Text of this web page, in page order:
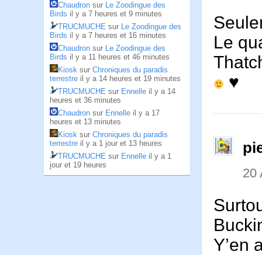
Chaudron sur Le Zoodingue des
Birds il y a 7 heures et 9 minutes
TRUCMUCHE sur Le Zoodingue des
Birds il y a 7 heures et 16 minutes
Chaudron sur Le Zoodingue des
Birds il y a 11 heures et 46 minutes
Kiosk sur Chroniques du paradis
terrestre il y a 14 heures et 19 minutes
TRUCMUCHE sur Ennelle il y a 14
heures et 36 minutes
Chaudron sur Ennelle il y a 17
heures et 13 minutes
Kiosk sur Chroniques du paradis
terrestre il y a 1 jour et 13 heures
TRUCMUCHE sur Ennelle il y a 1
jour et 19 heures
Le
♥
20
Y’en